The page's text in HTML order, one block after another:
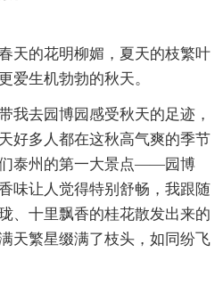
天的花明柳媚，夏天的枝繁叶
爱生机勃勃的秋天。
我去园博园感受秋天的足迹，
好多人都在这秋高气爽的季节
泰州的第一大景点——园博
味让人觉得特别舒畅，我跟随
、十里飘香的桂花散发出来的
天繁星缀满了枝头，如同纷飞